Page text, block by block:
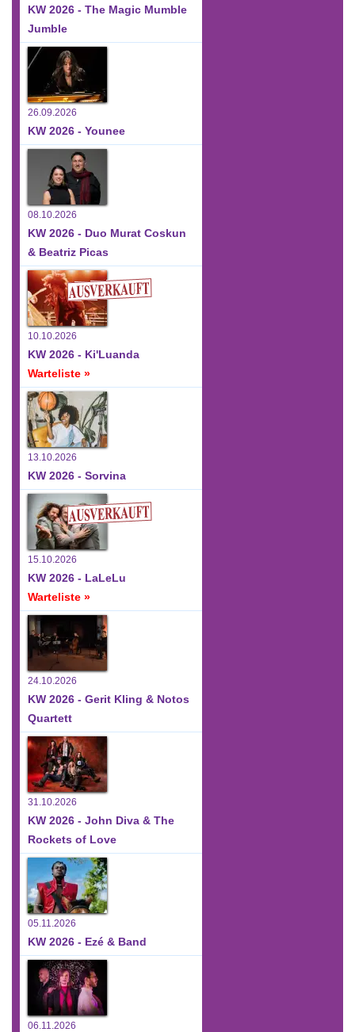
KW 2026 - The Magic Mumble
Jumble
26.09.2026
KW 2026 - Younee
08.10.2026
KW 2026 - Duo Murat Coskun
& Beatriz Picas
10.10.2026
KW 2026 - Ki'Luanda
Warteliste »
13.10.2026
KW 2026 - Sorvina
15.10.2026
KW 2026 - LaLeLu
Warteliste »
24.10.2026
KW 2026 - Gerit Kling & Notos
Quartett
31.10.2026
KW 2026 - John Diva & The
Rockets of Love
05.11.2026
KW 2026 - Ezé & Band
06.11.2026